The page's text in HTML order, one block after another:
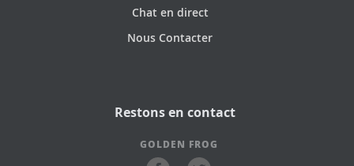
Chat en direct
Nous Contacter
Restons en contact
GOLDEN FROG